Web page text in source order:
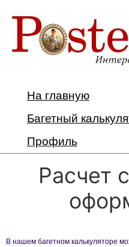
На главную
Багетный
Профиль
Расчет
В нашем багетном калькуляторе